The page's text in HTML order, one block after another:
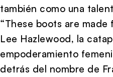
también como una
“These boots are
Lee Hazlewood, la
empoderamiento
detrás del nombre de